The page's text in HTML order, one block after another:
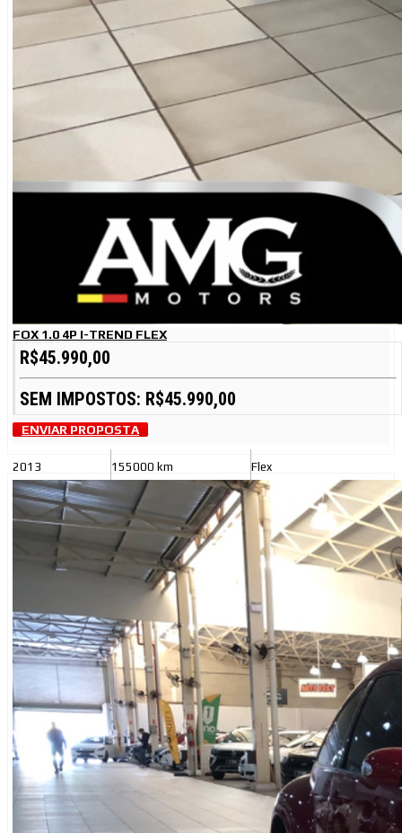
FOX 1.0 4P I-TREND FLEX
R$45.990,00
SEM IMPOSTOS: R$45.990,00
ENVIAR PROPOSTA
2013 155000 km Flex